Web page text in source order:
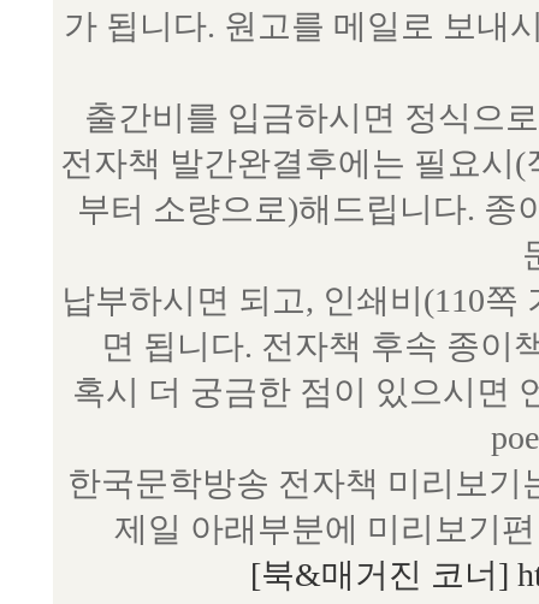
가 됩니다. 원고를 메일로 보내
출간비를 입금하시면 정식으
전자책 발간완결후에는 필요시
부터 소량으로)해드립니다. 종
납부하시면 되고, 인쇄비(110
면 됩니다. 전자책 후속 종이
혹시 더 궁금한 점이 있으시면
한국문학방송 전자책 미리보
제일 아래부분에 미리보기
[북&매거진 코너]